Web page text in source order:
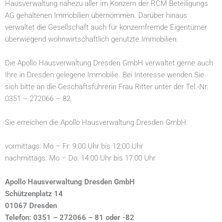
Hausverwaltung nahezu aller im Konzern der RCM Beteiligungs
AG gehaltenen Immobilien übernommen. Darüber hinaus
verwaltet die Gesellschaft auch für konzernfremde Eigentümer
überwiegend wohnwirtschaftlich genutzte Immobilien.
Die Apollo Hausverwaltung Dresden GmbH verwaltet gerne auch
Ihre in Dresden gelegene Immobilie. Bei Interesse wenden Sie
sich bitte an die Geschäftsführerin Frau Ritter unter der Tel.-Nr.
0351 – 272066 – 82.
Sie erreichen die Apollo Hausverwaltung Dresden GmbH:
vormittags: Mo – Fr: 9:00 Uhr bis 12:00 Uhr
nachmittags: Mo – Do: 14:00 Uhr bis 17:00 Uhr
Apollo Hausverwaltung Dresden GmbH
Schützenplatz 14
01067 Dresden
Telefon: 0351 – 272066 – 81 oder -82